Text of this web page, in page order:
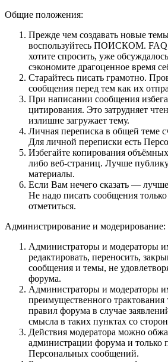
Общие положения:
Прежде чем создавать новые
воспользуйтесь ПОИСКОМ.
хотите спросить, уже
сэкономите драгоценное время
Старайтесь писать грамотно.
сообщения перед тем как их
При написании сообщения
цитирования. Это затрудняет
излишне загружает тему.
Личная переписка в общей теме
Для личной переписки есть
Избегайте копирования
либо веб-страниц. Лучше
материалы.
Если Вам нечего сказать —
Не надо писать сообщения
отметиться.
Администрирование и модерирование:
Администраторы и модераторы
редактировать, переносить,
сообщения и темы, не
форума.
Администраторы и модераторы
преимущественного
правил форума в случае
смысла в таких пунктах со
Действия модератора можно
администрации форума и только
Персональных сообщений.